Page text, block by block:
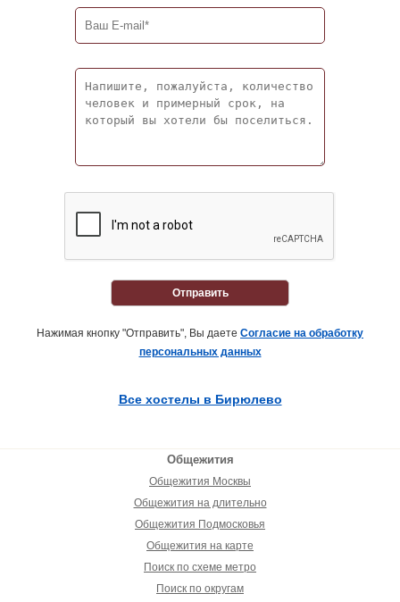
Отправить
Нажимая кнопку "Отправить", Вы даете Согласие на обработку
персональных данных
Все хостелы в Бирюлево
Общежития
Общежития Москвы
Общежития на длительно
Общежития Подмосковья
Общежития на карте
Поиск по схеме метро
Поиск по округам